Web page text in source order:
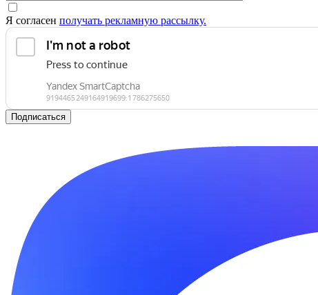
Я согласен получать рекламную рассылку.